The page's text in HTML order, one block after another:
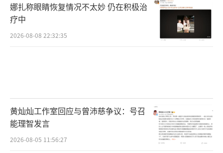
娜扎称眼睛恢复情况不太妙 仍在积极治
疗中
2026-08-08 22:32:35
黄灿灿工作室回应与曾沛慈争议：号召
能理智发言
2026-08-05 11:56:27